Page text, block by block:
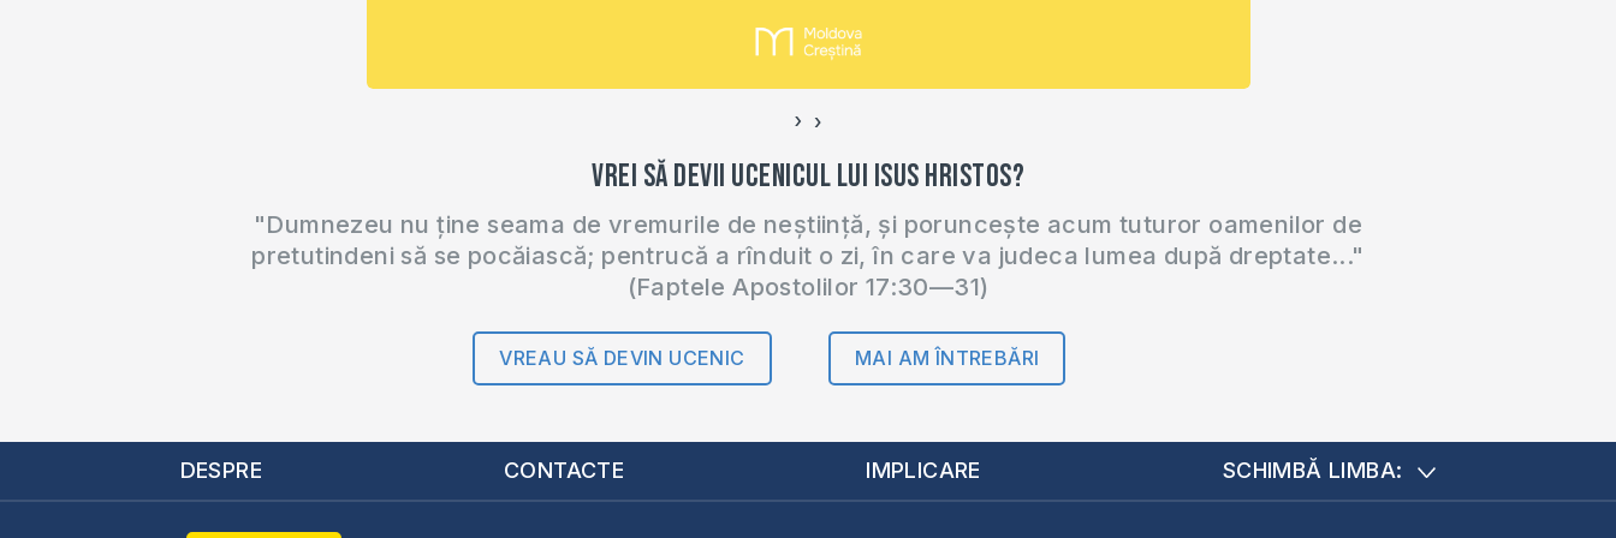
‹ ›
Vrei să devii ucenicul lui Isus Hristos?
"Dumnezeu nu ține seama de vremurile de neștiință, și poruncește acum tuturor oamenilor de
pretutindeni să se pocăiască; pentrucă a rînduit o zi, în care va judeca lumea după dreptate..."
(Faptele Apostolilor 17:30—31)
VREAU SĂ DEVIN UCENIC MAI AM ÎNTREBĂRI
DESPRE CONTACTE IMPLICARE SCHIMBĂ LIMBA: